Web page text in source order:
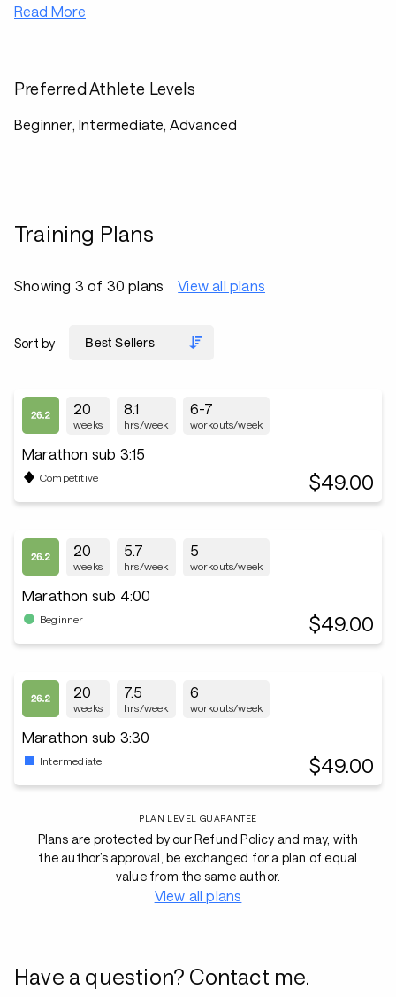
Read More
Preferred Athlete Levels
Beginner, Intermediate, Advanced
Training Plans
Showing 3 of 30 plans View all plans
Sort by
20
weeks
8.1
hrs/week
6-7
workouts/week
Marathon sub 3:15
Competitive $49.00
20
weeks
5.7
hrs/week
5
workouts/week
Marathon sub 4:00
Beginner $49.00
20
weeks
7.5
hrs/week
6
workouts/week
Marathon sub 3:30
Intermediate $49.00
PLAN LEVEL GUARANTEE
Plans are protected by our Refund Policy and may, with
the author’s approval, be exchanged for a plan of equal
value from the same author.
View all plans
Have a question? Contact me.